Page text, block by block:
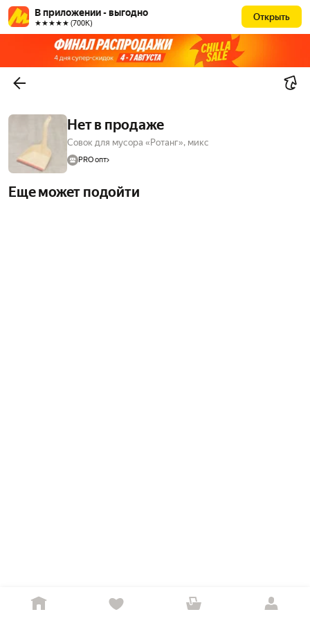
В приложении - выгодно
★★★★★ (700К)
Открыть
Нет в продаже
Совок для мусора «Ротанг», микс
PRO опт
Еще может подойти